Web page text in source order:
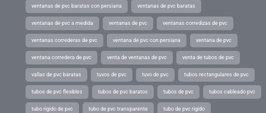
ventanas de pvc baratas con persiana ventanas de pvc baratas
ventanas de pvc a medida ventanas de pvc ventanas corredizas de pvc
ventanas correderas de pvc ventana de pvc con persiana ventana de pvc
ventana corredera de pvc venta de ventanas de pvc venta de tubos de pvc
vallas de pvc baratas tuvos de pvc tuvo de pvc tubos rectangulares de pvc
tubos de pvc flexibles tubos de pvc baratos tubos de pvc tubos cableado pvc
tubo rigido de pvc tubo de pvc transparente tubo de pvc rigido